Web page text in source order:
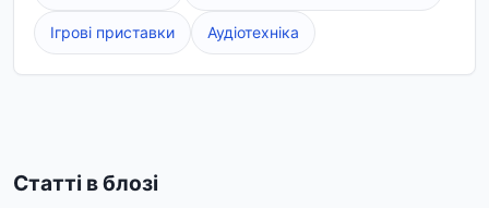
iPhone Pro Max 256GB
– це інвестиція в якість,
надійність та передові технології. Купуючи його,
Ігрові приставки Аудіотехніка
Статті в блозі